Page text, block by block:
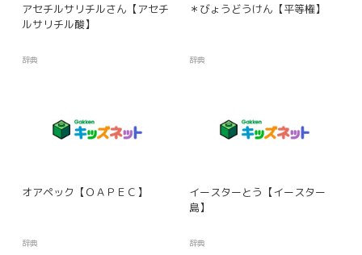
アセチルサリチルさん【アセチ
ルサリチル酸】
辞典
＊びょうどうけん【平等権】
辞典
オアペック【ＯＡＰＥＣ】
辞典
イースターとう【イースター
島】
辞典